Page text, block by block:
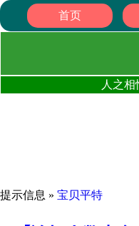
首页
人之
提示信息 » 宝贝平特